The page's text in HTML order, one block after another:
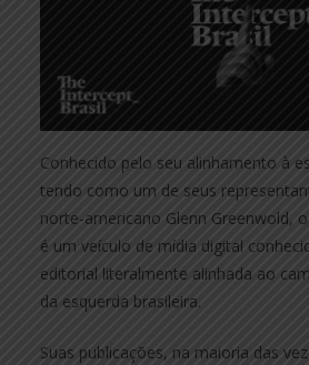
Conhecido pelo seu alinhamento à
tendo como um de seus
norte-americano Glenn Greenwold,
é um veículo de mídia digital
editorial literalmente alinhada ao
da esquerda brasileira.
Suas publicações, na maioria das